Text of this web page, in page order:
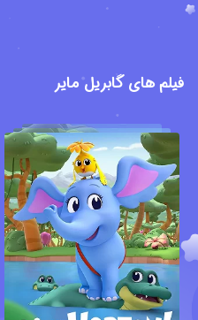
فیلم های گابریل مایر